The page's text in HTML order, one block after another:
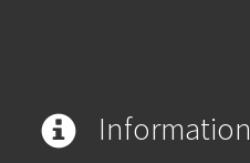
Information